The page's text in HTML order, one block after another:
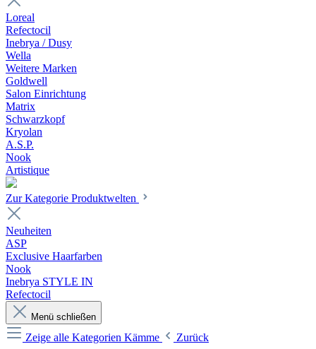
Loreal
Refectocil
Inebrya / Dusy
Wella
Weitere Marken
Goldwell
Salon Einrichtung
Matrix
Schwarzkopf
Kryolan
A.S.P.
Nook
Artistique
Zur Kategorie Produktwelten
Neuheiten
ASP
Exclusive Haarfarben
Nook
Inebrya STYLE IN
Refectocil
Menü schließen
Zeige alle Kategorien Kämme
Zurück